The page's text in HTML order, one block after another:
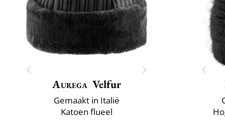
Aurega Velfur
Gemaakt in Italië
Katoen flueel